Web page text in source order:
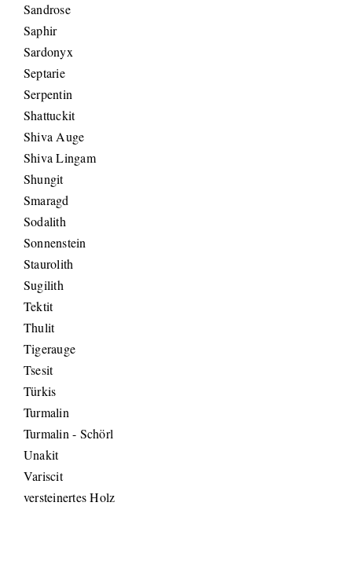
Sandrose
Saphir
Sardonyx
Septarie
Serpentin
Shattuckit
Shiva Auge
Shiva Lingam
Shungit
Smaragd
Sodalith
Sonnenstein
Staurolith
Sugilith
Tektit
Thulit
Tigerauge
Tsesit
Türkis
Turmalin
Turmalin - Schörl
Unakit
Variscit
versteinertes Holz